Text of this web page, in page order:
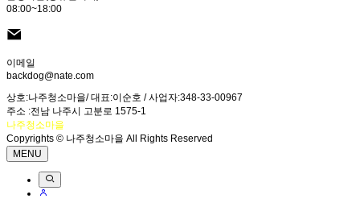
08:00~18:00
이메일
backdog@nate.com
상호:나주청소마을/ 대표:이순호 / 사업자:348-33-00967
주소 :전남 나주시 고분로 1575-1
나주청소마을
Copyrights © 나주청소마을 All Rights Reserved
MENU